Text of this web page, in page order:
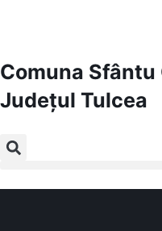
Comuna Sfântu
Județul Tulcea